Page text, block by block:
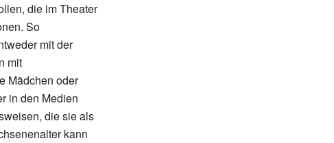
die im Theater
So
mit der
mit
Mädchen oder
in den Medien
die sie als
kann